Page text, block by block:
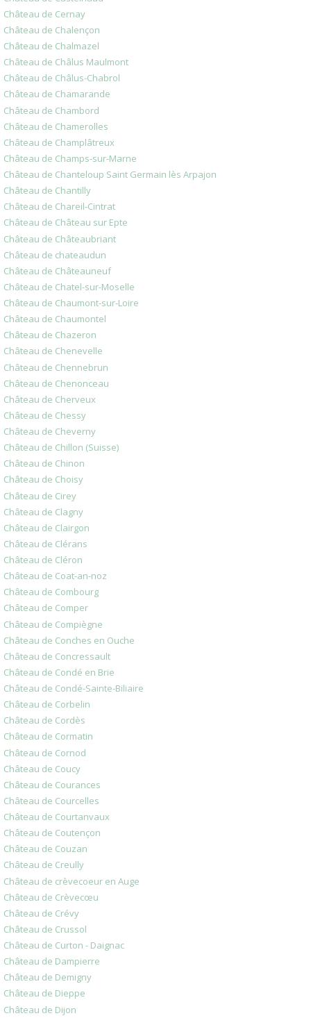
Château de Cernay
Château de Chalençon
Château de Chalmazel
Château de Châlus Maulmont
Château de Châlus-Chabrol
Château de Chamarande
Château de Chambord
Château de Chamerolles
Château de Champlâtreux
Château de Champs-sur-Marne
Château de Chanteloup Saint Germain lès Arpajon
Château de Chantilly
Château de Chareil-Cintrat
Château de Château sur Epte
Château de Châteaubriant
Château de chateaudun
Château de Châteauneuf
Château de Chatel-sur-Moselle
Château de Chaumont-sur-Loire
Château de Chaumontel
Château de Chazeron
Château de Chenevelle
Château de Chennebrun
Château de Chenonceau
Château de Cherveux
Château de Chessy
Château de Cheverny
Château de Chillon (Suisse)
Château de Chinon
Château de Choisy
Château de Cirey
Château de Clagny
Château de Clairgon
Château de Clérans
Château de Cléron
Château de Coat-an-noz
Château de Combourg
Château de Comper
Château de Compiègne
Château de Conches en Ouche
Château de Concressault
Château de Condé en Brie
Château de Condé-Sainte-Biliaire
Château de Corbelin
Château de Cordès
Château de Cormatin
Château de Cornod
Château de Coucy
Château de Courances
Château de Courcelles
Château de Courtanvaux
Château de Coutençon
Château de Couzan
Château de Creully
Château de crèvecoeur en Auge
Château de Crèvecœu
Château de Crévy
Château de Crussol
Château de Curton - Daignac
Château de Dampierre
Château de Demigny
Château de Dieppe
Château de Dijon